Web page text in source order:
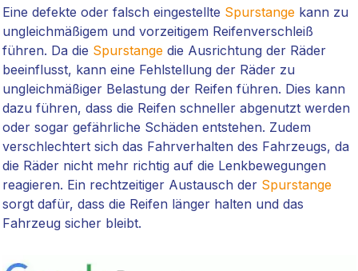
Eine defekte oder falsch eingestellte Spurstangekann zu
ungleichmäßigem und vorzeitigem Reifenverschleiß
führen. Da die Spurstangedie Ausrichtung der Räder
beeinflusst, kann eine Fehlstellung der Räder zu
ungleichmäßiger Belastung der Reifen führen. Dies kann
dazu führen, dass die Reifen schneller abgenutzt werden
oder sogar gefährliche Schäden entstehen. Zudem
verschlechtert sich das Fahrverhalten des Fahrzeugs, da
die Räder nicht mehr richtig auf die Lenkbewegungen
reagieren. Ein rechtzeitiger Austausch der Spurstange
sorgt dafür, dass die Reifen länger halten und das
Fahrzeug sicher bleibt.